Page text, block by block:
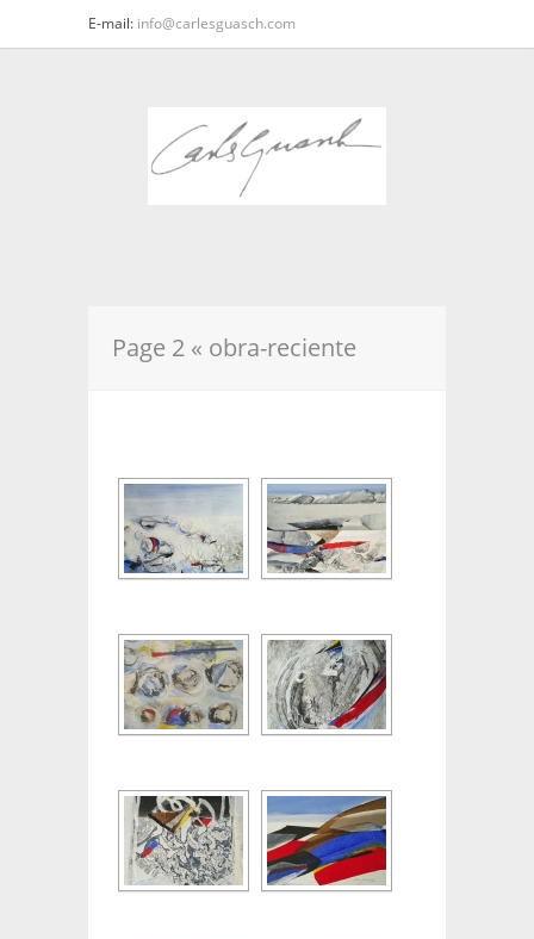
E-mail: info@carlesguasch.com
Page 2 « obra-reciente